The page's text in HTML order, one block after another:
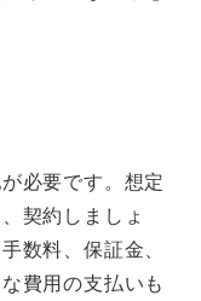
必要です。想定
契約しましょ
数料、保証金、
費用の支払いも